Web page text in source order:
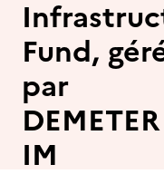
EN FR
Fund,
par
DEMETER
IM